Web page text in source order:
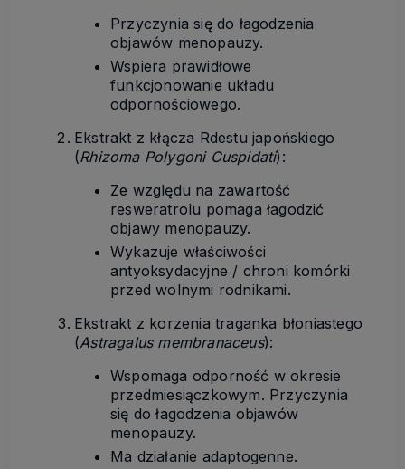
Przyczynia się do łagodzenia
objawów menopauzy.
Wspiera prawidłowe
funkcjonowanie układu
odpornościowego.
Ekstrakt z kłącza Rdestu japońskiego
(Rhizoma Polygoni Cuspidati):
Ze względu na zawartość
resweratrolu pomaga łagodzić
objawy menopauzy.
Wykazuje właściwości
antyoksydacyjne / chroni komórki
przed wolnymi rodnikami.
Ekstrakt z korzenia traganka błoniastego
(Astragalus membranaceus):
Wspomaga odporność w okresie
przedmiesiączkowym. Przyczynia
się do łagodzenia objawów
menopauzy.
Ma działanie adaptogenne.